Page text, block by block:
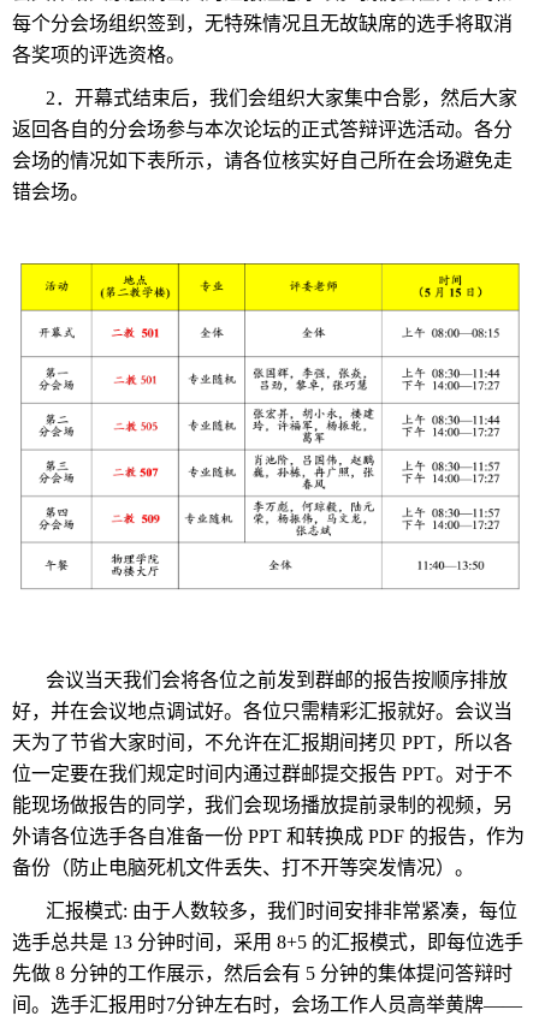
每个分会场组织签到，无特殊情况且无故缺席的选手将取消
各奖项的评选资格。
2．开幕式结束后，我们会组织大家集中合影，然后大家
返回各自的分会场参与本次论坛的正式答辩评选活动。各分
会场的情况如下表所示，请各位核实好自己所在会场避免走
错会场。
会议当天我们会将各位之前发到群邮的报告按顺序排放
好，并在会议地点调试好。各位只需精彩汇报就好。会议当
天为了节省大家时间，不允许在汇报期间拷贝 PPT，所以各
位一定要在我们规定时间内通过群邮提交报告 PPT。对于不
能现场做报告的同学，我们会现场播放提前录制的视频，另
外请各位选手各自准备一份 PPT 和转换成 PDF 的报告，作为
备份（防止电脑死机文件丢失、打不开等突发情况）。
汇报模式: 由于人数较多，我们时间安排非常紧凑，每位
选手总共是 13 分钟时间，采用 8+5 的汇报模式，即每位选手
先做 8 分钟的工作展示，然后会有 5 分钟的集体提问答辩时
间。选手汇报用时7分钟左右时，会场工作人员高举黄牌——